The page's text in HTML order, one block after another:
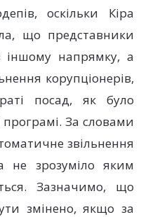
оскільки Кіра
що представники
іншому напрямку, а
корупціонерів,
посад, як було
За словами
звільнення
не зрозуміло яким
Зазначимо, що
змінено, якщо за